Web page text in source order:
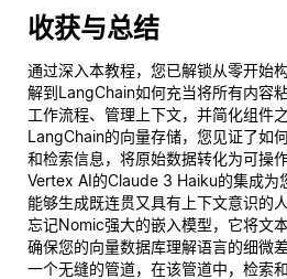
收获与总结
通过深入本教程，您已解锁从零开始
解到LangChain如何充当将所有内
工作流程、管理上下文，并简化组件
LangChain的向量存储，您见证了如
和检索信息，将原始数据转化为可操
Vertex AI的Claude 3 Haiku的集成为
能够生成既连贯又具有上下文意识的
忘记Nomic强大的嵌入模型，它将文
确保您的向量数据库理解语言的细微
一个无缝的管道，在该管道中，检索